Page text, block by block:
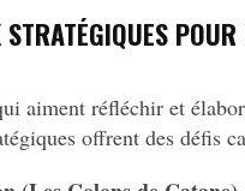
STRATÉGIQUES
aiment réfléchir et
offrent des défis